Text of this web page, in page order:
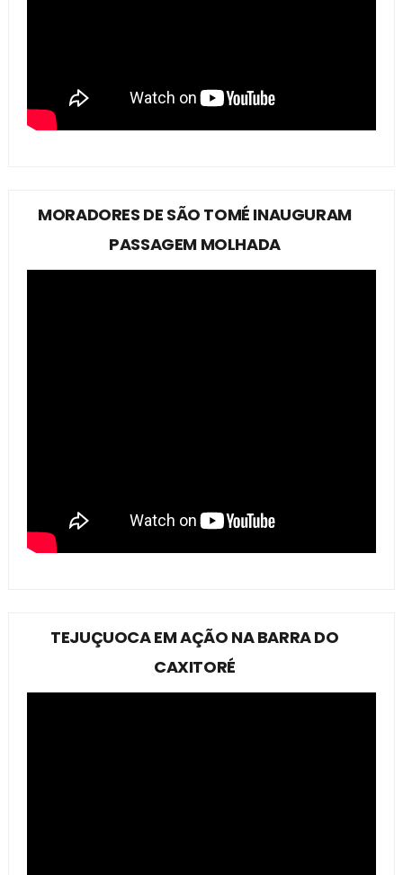
MORADORES DE SÃO TOMÉ INAUGURAM
PASSAGEM MOLHADA
TEJUÇUOCA EM AÇÃO NA BARRA DO
CAXITORÉ